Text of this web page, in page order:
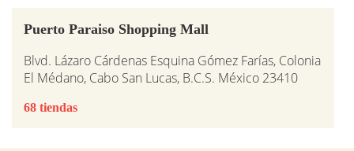
Puerto Paraiso Shopping Mall
Blvd. Lázaro Cárdenas Esquina Gómez Farías, Colonia
El Médano, Cabo San Lucas, B.C.S. México 23410
68 tiendas